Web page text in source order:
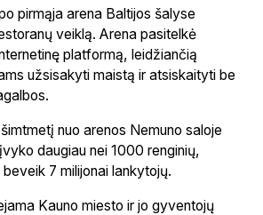
pirmąja arena Baltijos šalyse
veiklą. Arena pasitelkė
platformą, leidžiančią
užsisakyti maistą ir atsiskaityti be
nuo arenos Nemuno saloje
daugiau nei 1000 renginių,
7 milijonai lankytojų.
Kauno miesto ir jo gyventojų